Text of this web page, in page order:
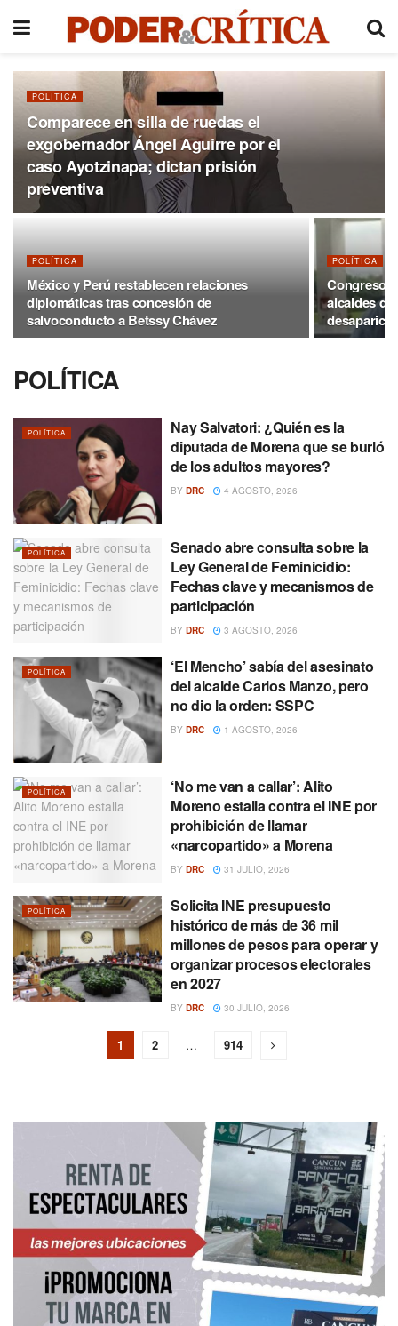
POLÍTICA
Comparece en silla de ruedas el
exgobernador Ángel Aguirre por el
caso Ayotzinapa; dictan prisión
preventiva
POLÍTICA
México y Perú restablecen relaciones
diplomáticas tras concesión de
salvoconducto a Betssy Chávez
POLÍTICA
Congreso
alcaldes
POLÍTICA
POLÍTICA
Nay Salvatori: ¿Quién es la
diputada de Morena que se burló
de los adultos mayores?
BY DRC 4 AGOSTO, 2026
POLÍTICA
Senado abre consulta sobre la
Ley General de Feminicidio:
Fechas clave y mecanismos de
participación
BY DRC 3 AGOSTO, 2026
POLÍTICA
‘El Mencho’ sabía del asesinato
del alcalde Carlos Manzo, pero
no dio la orden: SSPC
BY DRC 1 AGOSTO, 2026
POLÍTICA
‘No me van a callar’: Alito
Moreno estalla contra el INE por
prohibición de llamar
«narcopartido» a Morena
BY DRC 31 JULIO, 2026
POLÍTICA
Solicita INE presupuesto
histórico de más de 36 mil
millones de pesos para operar y
organizar procesos electorales
en 2027
BY DRC 30 JULIO, 2026
1 2 … 914